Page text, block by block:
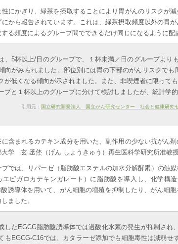
性にかぎり、緑茶を摂取することにより胃がんのリスクが
にから報告されています。これは、緑茶摂取頻度以外の胃
る頻度によるグループ間でできるだけ同じになるように配
、5杯以上/日のグループで、１杯未満／日のグループより
向がみられました。部位別には胃の下部のがんリスクで
が低くなる傾向が示されました。また、非喫煙者に限って
プと１杯以上のグループに分けて検討しましたが、統計学
引用元： 国立研究開発法人 国立がん研究センター 社会と健康研究
に含まれるカテキン成分を用いた、副作用の少ない抗がん
大学 玄 丞烋（げん しょうきゅう）再生医科学研究所准教
では、リパーゼ（脂肪酸エステルの加水分解酵素）の触
エピガロカテキンガレート）に脂肪酸を導入し、化学構
酸誘導体を用いて、がん細胞の増殖を抑制したり、がん細
ました。
したEGCG脂肪酸誘導体では過酸化水素の発生が抑制さ
もEGCG-C16では、カタラーゼ添加でも細胞毒性は減弱